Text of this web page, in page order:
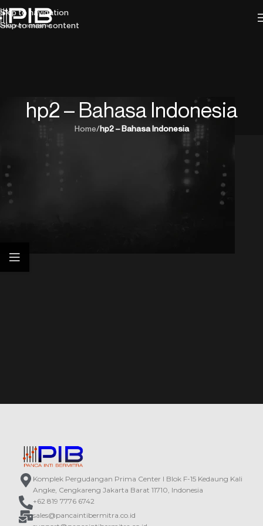
Skip to navigation
Skip to main content
hp2 – Bahasa Indonesia
Home/hp2 – Bahasa Indonesia
Komplek Pergudangan Prima Center I Blok F-15 Kedaung Kali
Angke, Cengkareng Jakarta Barat 11710, Indonesia
+62 819 7776 6742
sales@pancaintibermitra.co.id